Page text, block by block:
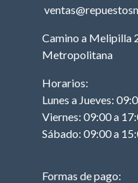
Camino a Melipilla
Metropolitana
Horarios:
Lunes a Jueves:
Viernes: 09:00 a
Sábado: 09:00 a
Formas de pago: